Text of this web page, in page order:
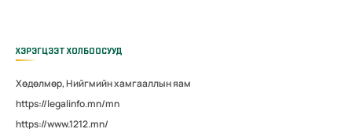
ХЭРЭГЦЭЭТ ХОЛБООСУУД
Хөдөлмөр, Нийгмийн хамгааллын яам
https://legalinfo.mn/mn
https://www.1212.mn/